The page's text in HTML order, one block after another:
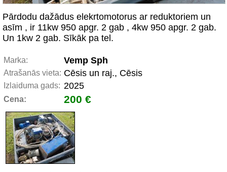
Pārdodu dažādus elekrtomotorus ar reduktoriem un
asīm , ir 11kw 950 apgr. 2 gab , 4kw 950 apgr. 2 gab.
Un 1kw 2 gab. Sīkāk pa tel.
Marka: Vemp Sph
Atrašanās vieta: Cēsis un raj., Cēsis
Izlaiduma gads: 2025
Cena: 200 €